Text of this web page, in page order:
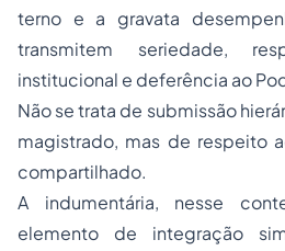
terno e a gravata
transmitem seriedade,
institucional e deferência ao
Não se trata de submissão
magistrado, mas de respeito
compartilhado.
A indumentária, nesse
elemento de integração